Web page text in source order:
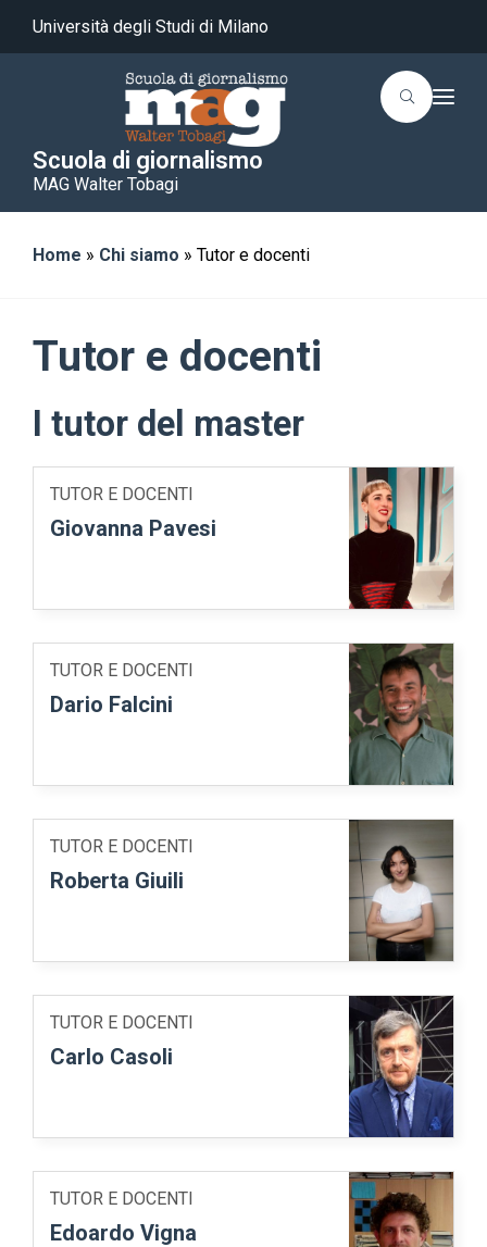
Università degli Studi di Milano
Scuola di giornalismo
MAG Walter Tobagi
T
a
Home » Chi siamo » Tutor e docenti
Tutor e docenti
I tutor del master
TUTOR E DOCENTI
Giovanna Pavesi
TUTOR E DOCENTI
Dario Falcini
TUTOR E DOCENTI
Roberta Giuili
TUTOR E DOCENTI
Carlo Casoli
TUTOR E DOCENTI
Edoardo Vigna